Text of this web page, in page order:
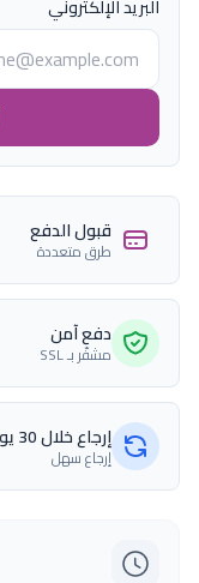
البريد الإلكتروني
قبول الدفع
طرق متعددة
دفع آمن
مشفّر بـ SSL
إرجاع خلال 30 يومًا
إرجاع سهل